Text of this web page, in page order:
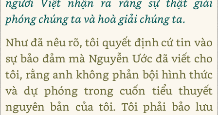
người Việt nhận ra rằng sự thật giải
phóng chúng ta và hoà giải chúng ta.
Như đã nêu rõ, tôi quyết định cứ tin vào
sự bảo đảm mà Nguyễn Ước đã viết cho
tôi, rằng anh không phản bội hình thức
và dự phóng trong cuốn tiểu thuyết
nguyên bản của tôi. Tôi phải bảo lưu